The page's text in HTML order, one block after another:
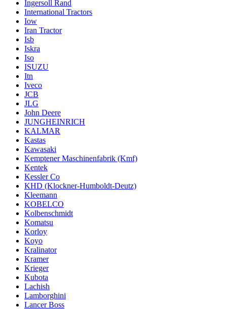
Ingersoll Rand
International Tractors
Iow
Iran Tractor
Isb
Iskra
Iso
ISUZU
Itn
Iveco
JCB
JLG
John Deere
JUNGHEINRICH
KALMAR
Kastas
Kawasaki
Kemptener Maschinenfabrik (Kmf)
Kentek
Kessler Co
KHD (Klockner-Humboldt-Deutz)
Kleemann
KOBELCO
Kolbenschmidt
Komatsu
Korloy
Koyo
Kralinator
Kramer
Krieger
Kubota
Lachish
Lamborghini
Lancer Boss